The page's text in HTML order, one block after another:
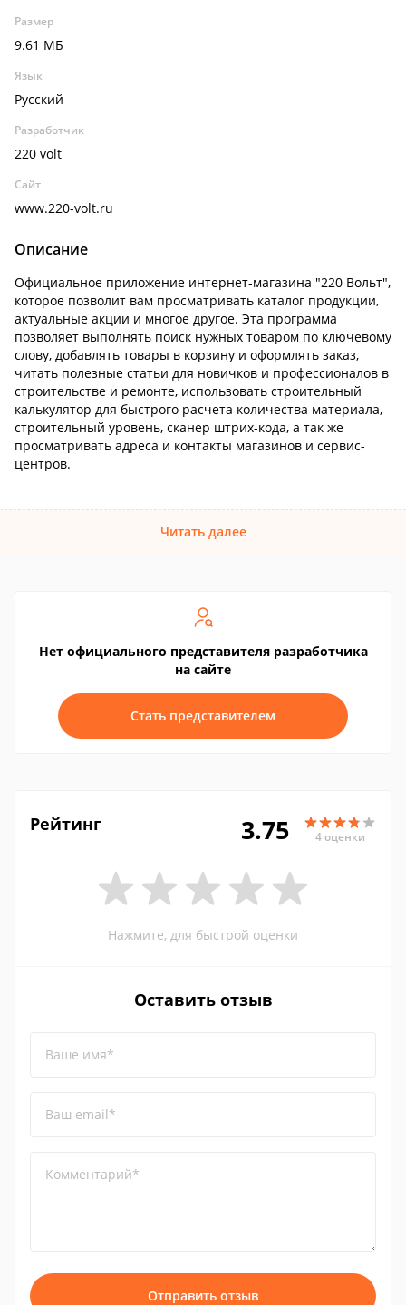
Размер
9.61 МБ
Язык
Русский
Разработчик
220 volt
Сайт
www.220-volt.ru
Описание
Официальное приложение интернет-магазина "220 Вольт",
которое позволит вам просматривать каталог продукции,
актуальные акции и многое другое. Эта программа
позволяет выполнять поиск нужных товаром по ключевому
слову, добавлять товары в корзину и оформлять заказ,
читать полезные статьи для новичков и профессионалов в
строительстве и ремонте, использовать строительный
калькулятор для быстрого расчета количества материала,
строительный уровень, сканер штрих-кода, а так же
просматривать адреса и контакты магазинов и сервис-
центров.
Читать далее
Нет официального представителя разработчика
на сайте
Стать представителем
Рейтинг 3.75 4 оценки
Нажмите, для быстрой оценки
Оставить отзыв
Ваше имя*
Ваш email*
Комментарий*
Отправить отзыв